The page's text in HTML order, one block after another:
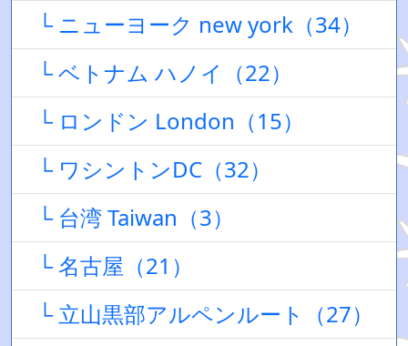
└ ニューヨーク new york（34）
└ ベトナム ハノイ（22）
└ ロンドン London（15）
└ ワシントンDC（32）
└ 台湾 Taiwan（3）
└ 名古屋（21）
└ 立山黒部アルペンルート（27）